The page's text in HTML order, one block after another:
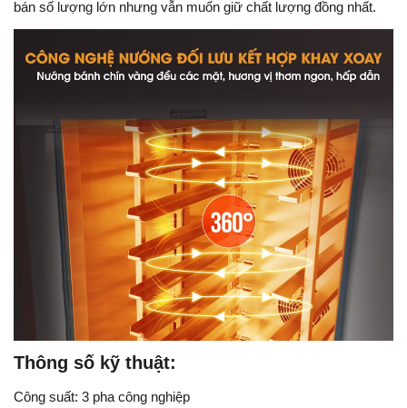
bán số lượng lớn nhưng vẫn muốn giữ chất lượng đồng nhất.
Thông số kỹ thuật:
Công suất: 3 pha công nghiệp